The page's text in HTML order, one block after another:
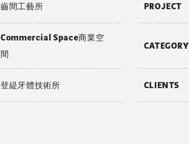
齒間工藝所
Commercial Space商業空
間
登緹牙體技術所
PROJECT
CATEGORY
CLIENTS